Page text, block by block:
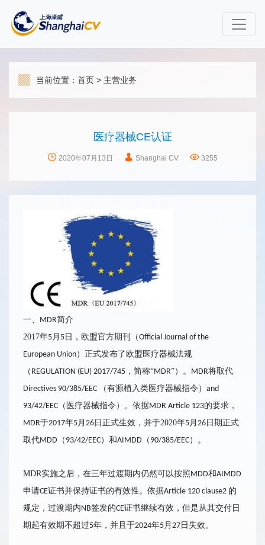
当前位置： 首页 > 主营业务
医疗器械CE认证
2020年07月13日 Shanghai CV 3255
一、 MDR简介
2017年5月 5 日，欧盟官方期刊（Official Journal of the
European Union）正式发布了欧盟医疗器械法规
（ REGULATION (EU) 2017/745 ，简称“MDR”）。 MDR将取代
Directives 90/385/EEC
（有源植入类医疗器械指令） and
93/42/EEC （医疗器械指令）。依据MDR Article 123的要求，
MDR于2017年5月 26 日正式生效，并于2020年5月 26 日期正式
取代MDD （ 93/42/EEC）和AIMDD （ 90/385/EEC）。
MDR实施之后，在三年过渡期内仍然可以按照MDD和AIMDD
申请CE证书并保持证书的有效性。依据Article 120 clause2 的
规定，过渡期内NB签发的CE证书继续有效，但是从其交付日
期起有效期不超过5年，并且于2024年5月 27 日失效。